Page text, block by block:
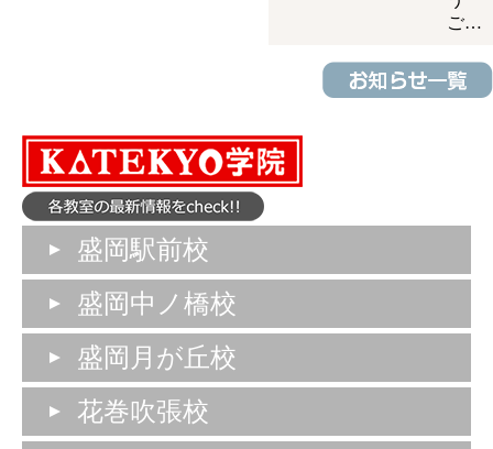
ご…
盛岡駅前校
盛岡中ノ橋校
盛岡月が丘校
花巻吹張校